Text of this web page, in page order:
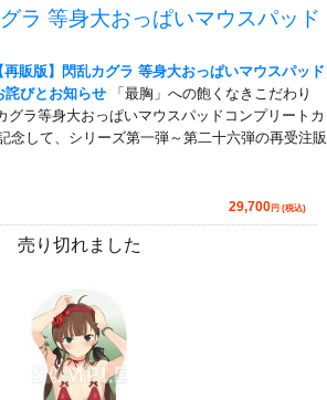
ラ 等身大おっぱいマウスパッド
再販版】閃乱カグラ 等身大おっぱいマウスパッド
詫びとお知らせ 「最胸」への飽くなきこだわり
ラ等身大おっぱいマウスパッドコンプリートカ
念して、シリーズ第一弾～第二十六弾の再受注販
29,700円 (税込)
売り切れました